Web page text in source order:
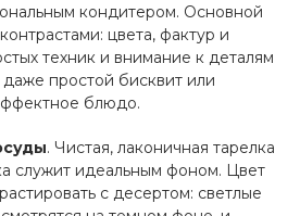
кондитером. Основной
цвета, фактур и
техник и внимание к деталям
даже простой бисквит или
блюдо.
. Чистая, лаконичная тарелка
служит идеальным фоном. Цвет
с десертом: светлые